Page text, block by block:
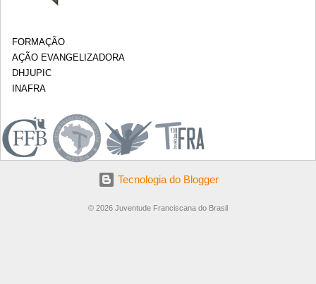
FORMAÇÃO
AÇÃO EVANGELIZADORA
DHJUPIC
INAFRA
Tecnologia do Blogger
© 2026 Juventude Franciscana do Brasil